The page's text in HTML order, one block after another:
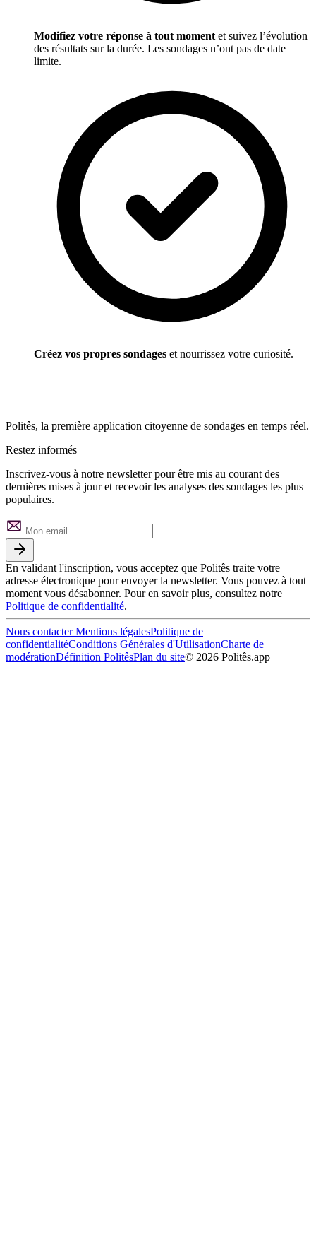
Modifiez votre réponse à tout moment et suivez l’évolution
des résultats sur la durée. Les sondages n’ont pas de date
limite.
Créez vos propres sondages et nourrissez votre curiosité.
Politês, la première application citoyenne de sondages en temps réel.
Restez informés
Inscrivez-vous à notre newsletter pour être mis au courant des
dernières mises à jour et recevoir les analyses des sondages les plus
populaires.
En validant l'inscription, vous acceptez que Politês traite votre
adresse électronique pour envoyer la newsletter. Vous pouvez à tout
moment vous désabonner. Pour en savoir plus, consultez notre
Politique de confidentialité.
Nous contacterMentions légalesPolitique de
confidentialitéConditions Générales d'UtilisationCharte de
modérationDéfinition PolitêsPlan du site© 2026 Politês.app